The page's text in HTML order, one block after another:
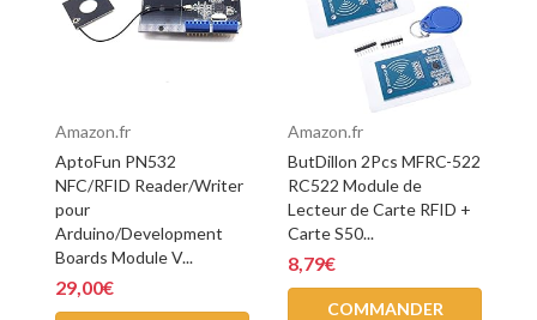
Amazon.fr
AptoFun PN532
NFC/RFID Reader/Writer
pour
Arduino/Development
Boards Module V...
29,00€
Amazon.fr
ButDillon 2Pcs MFRC-522
RC522 Module de
Lecteur de Carte RFID +
Carte S50...
8,79€
COMMANDER